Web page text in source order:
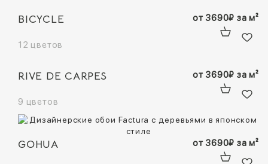
BICYCLE
12 цветов
от 3690₽ за м²
RIVE DE CARPES
9 цветов
от 3690₽ за м²
GOHUA от 3690₽ за м²